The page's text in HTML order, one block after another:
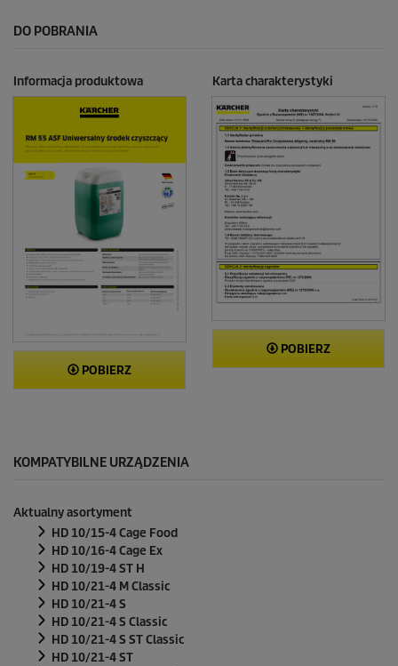
DO POBRANIA
Informacja produktowa
POBIERZ
Karta charakterystyki
POBIERZ
KOMPATYBILNE URZĄDZENIA
Aktualny asortyment
HD 10/15-4 Cage Food
HD 10/16-4 Cage Ex
HD 10/19-4 ST H
HD 10/21-4 M Classic
HD 10/21-4 S
HD 10/21-4 S Classic
HD 10/21-4 S ST Classic
HD 10/21-4 ST